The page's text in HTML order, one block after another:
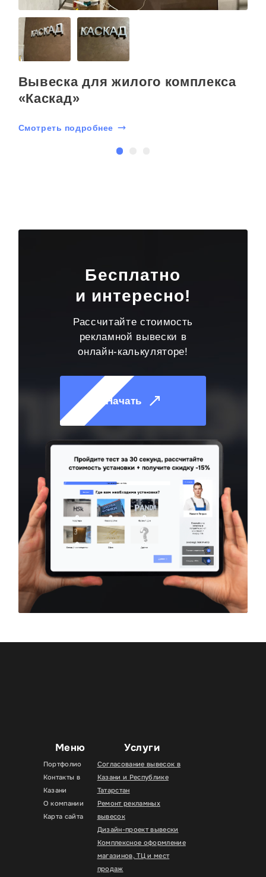
Вывеска для жилого комплекса
«Каскад»
Смотреть подробнее
Бесплатно
и интересно!
Рассчитайте стоимость
рекламной вывески в
онлайн-калькуляторе!
Начать
Меню
Портфолио
Контакты в
Казани
О компании
Карта сайта
Услуги
Согласование вывесок в
Казани и Республике
Татарстан
Ремонт рекламных
вывесок
Дизайн-проект вывески
Комплексное оформление
магазинов, ТЦ и мест
продаж